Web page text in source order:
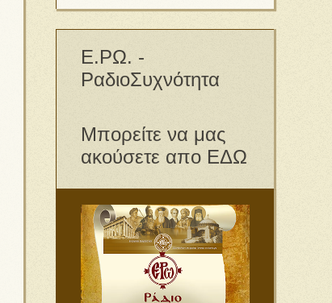
Ε.ΡΩ. -
ΡαδιοΣυχνότητα
Μπορείτε να μας
ακούσετε απο ΕΔΩ